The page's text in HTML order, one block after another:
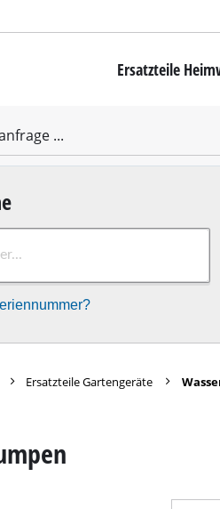
Ersatzteile
Mini-Schrauber
Schlagschrauber
Bohrhämmer
Stationäre
Ersatzteile Gartengeräte